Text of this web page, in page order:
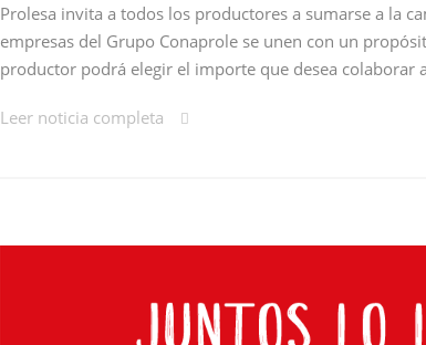
Prolesa invita a todos los productores a sumarse a la
empresas del Grupo Conaprole se unen con un
productor podrá elegir el importe que desea
Leer noticia completa